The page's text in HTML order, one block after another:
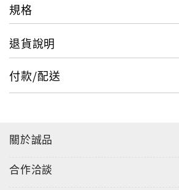
規格
退貨說明
付款/配送
關於誠品
合作洽談